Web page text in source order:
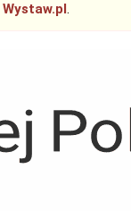
Wystaw.pl.